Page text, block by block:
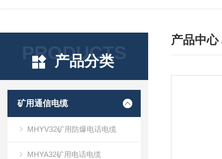
PRODUCTS
产品分类
矿用通信电缆
MHYV32矿用防爆电话电缆
MHYA32矿用电话电缆
产品中心